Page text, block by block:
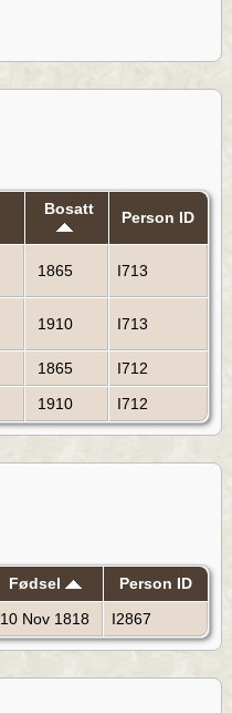
Bosatt Person ID
1865 I713
1910 I713
1865
I712
1910 I712
Fødsel
Person ID
10 Nov 1818 I2867